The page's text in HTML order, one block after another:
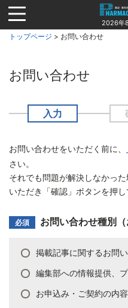
Jump
to
navigation
2026年8
トップページ > お問い合わせ
お問い合わせ
入力
お問い合わせをいただく前に、
さい。
それでも問題が解決しなかっ
いただき「確認」ボタンを押し
必須 お問い合わせ種別（
お
問
い
合
掲載記事に関するお問
編集部への情報提供、
お申込み・ご契約の内